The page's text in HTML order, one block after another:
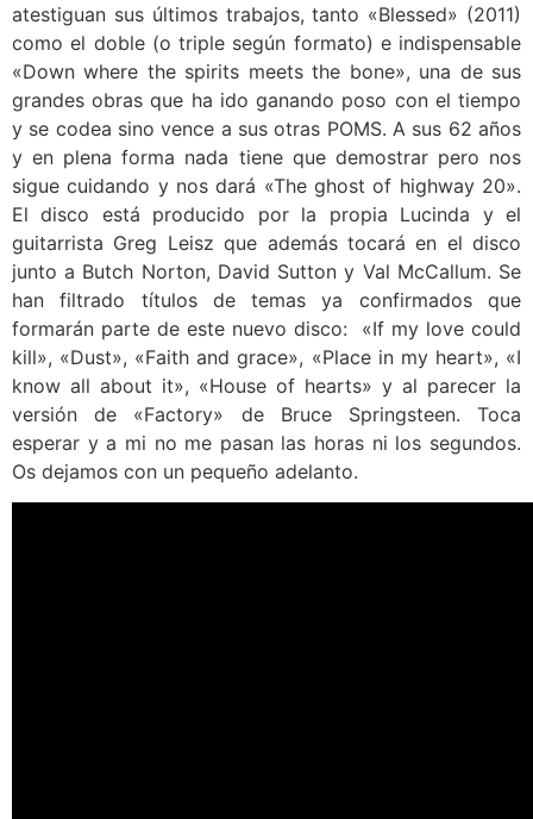
atestiguan sus últimos trabajos, tanto «Blessed» (2011)
como el doble (o triple según formato) e indispensable
«Down where the spirits meets the bone», una de sus
grandes obras que ha ido ganando poso con el tiempo
y se codea sino vence a sus otras POMS. A sus 62 años
y en plena forma nada tiene que demostrar pero nos
sigue cuidando y nos dará «The ghost of highway 20».
El disco está producido por la propia Lucinda y el
guitarrista Greg Leisz que además tocará en el disco
junto a Butch Norton, David Sutton y Val McCallum. Se
han filtrado títulos de temas ya confirmados que
formarán parte de este nuevo disco: «If my love could
kill», «Dust», «Faith and grace», «Place in my heart», «I
know all about it», «House of hearts» y al parecer la
versión de «Factory» de Bruce Springsteen. Toca
esperar y a mi no me pasan las horas ni los segundos.
Os dejamos con un pequeño adelanto.